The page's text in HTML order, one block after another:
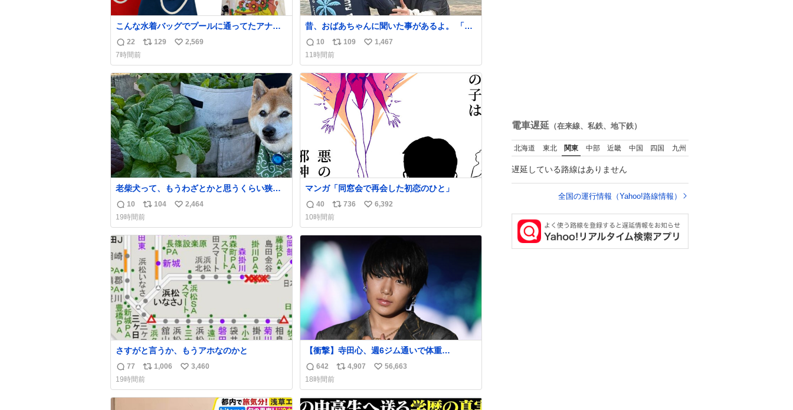
こんな水着バッグでプールに通ってたアナ
タ、完全なる同世代（笑） #70年代 #80年
代 #昭和レトロ
返
信
数
22
リ
ス
ト
数
129
い
ね
数
2,569
7時間前
昔、おばあちゃんに聞いた事があるよ。 「カ
イちゃんをいじめると、アイツが海から上が
って来るぞ。」って。
返
信
数
10
リ
ポ
ス
ト
数
109
い
ね
数
1,467
11時間前
老柴犬って、もうわざとかと思うくらい狭い
ところに自らはまりにいくじゃないですか？
今朝ガーデニングしてる飼い主の間にはまっ
てきて、最高に可愛かった♥️
返
信
数
10
リ
ポ
ス
ト
数
104
い
ね
数
2,464
19時間前
マンガ「同窓会で再会した初恋のひと」
返
信
数
40
リ
ポ
ス
ト
736
い
ね
数
6,392
10時間前
さすがと言うか、もうアホなのかと
返
信
数
77
リ
ポ
ス
1,006
い
ね
3,460
19時間前
【衝撃】寺田心、週6ジム通いで体重
62kg→82kgに 110kgのベンチプレス持ち上
げる姿披露
news.livedoor.com/article/detail… 元々自重
のみだったが、更に筋肉を大きくするためジ
ム通いを開始。筋肉増量のためおにぎり10
返
信
数
642
リ
ス
4,907
い
ね
56,663
18時間前
電車遅延 （在来線、私鉄、地下鉄）
北海道 東北 関東 中部 近畿 中国 四国 九州
遅延している路線はありません
全国の運行情報（Yahoo!路線情報）